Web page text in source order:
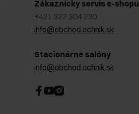
Zákaznícky servis e-shopu
+421 322 304 230
info@obchod.ochnik.sk
Stacionárne salóny
info@obchod.ochnik.sk